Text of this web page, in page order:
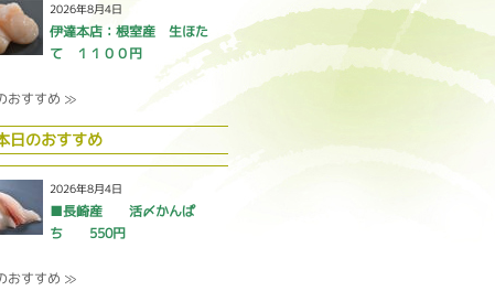
2026年8月4日
伊達本店：根室産 生ほた
て １１００円
おすすめ ≫
日のおすすめ
2026年8月4日
■長崎産 活〆かんぱ
ち 550円
おすすめ ≫